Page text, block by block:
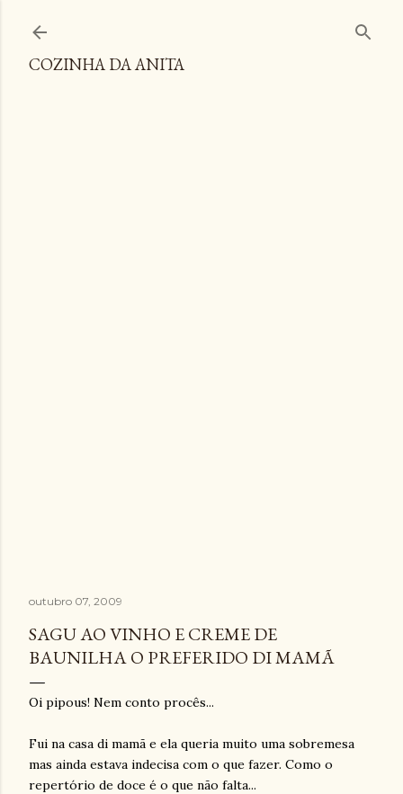
COZINHA DA ANITA
outubro 07, 2009
SAGU AO VINHO E CREME DE
BAUNILHA O PREFERIDO DI MAMÃ
Oi pipous! Nem conto procês...
Fui na casa di mamã e ela queria muito uma sobremesa
mas ainda estava indecisa com o que fazer. Como o
repertório de doce é o que não falta...